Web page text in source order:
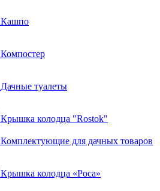
Кашпо
Компостер
Дачные туалеты
Крышка колодца "Rostok"
Комплектующие для дачных товаров
Крышка колодца «Роса»